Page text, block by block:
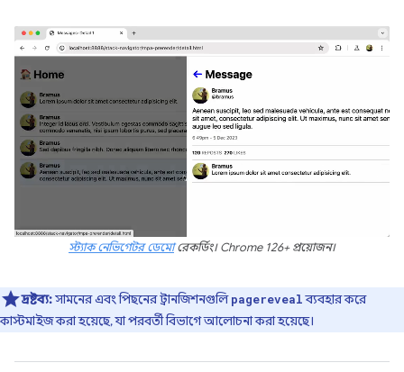
স্ট্যাক নেভিগেটর ডেমোরেকর্ডিং। Chrome 126+ প্রয়োজন।
দ্রষ্টব্য:সামনের এবং পিছনের ট্রানজিশনগুলিpagerevealব্যবহার করে
কাস্টমাইজ করা হয়েছে, যা পরবর্তী বিভাগে আলোচনা করা হয়েছে।